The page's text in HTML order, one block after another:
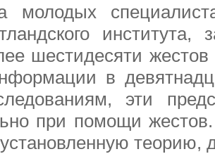
молодых
шестидесяти
в
эти
при помощи
теорию,